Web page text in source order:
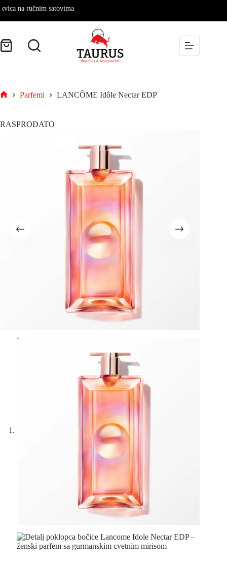
ručnim satovima
Parfemi LANCÔME Idôle Nectar EDP
RASPRODATO